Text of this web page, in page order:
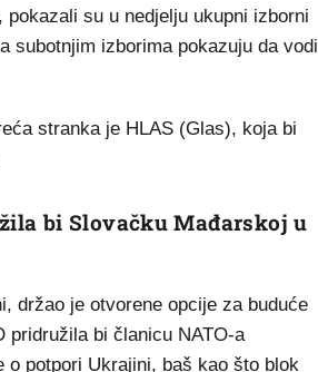
su u nedjelju ukupni izborni
subotnjim izborima pokazuju da vodi
stranka je HLAS (Glas), koja bi
bi Slovačku Mađarskoj u
držao je otvorene opcije za buduće
pridružila bi članicu NATO-a
o potpori Ukrajini, baš kao što blok